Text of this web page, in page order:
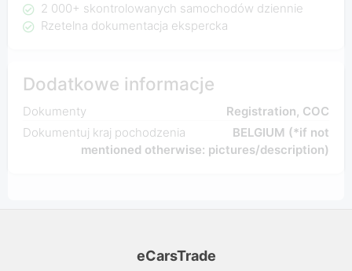
2 000+ skontrolowanych samochodów dziennie
Rzetelna dokumentacja ekspercka
Dodatkowe informacje
Dokumenty
Registration, COC
Dokumentuj kraj pochodzenia
BELGIUM (*if not
mentioned otherwise: pictures/description)
eCarsTrade